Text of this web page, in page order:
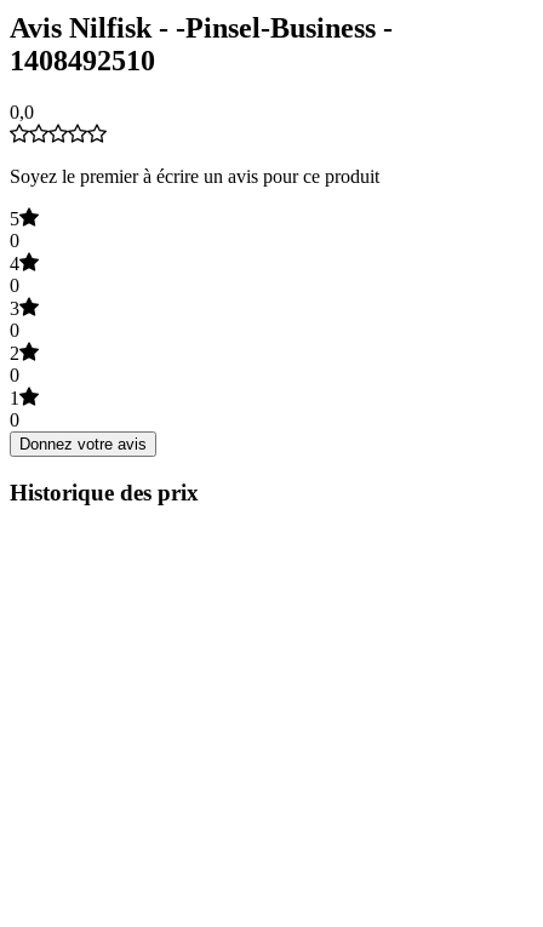
Avis Nilfisk - -Pinsel-Business -
1408492510
0,0
Soyez le premier à écrire un avis pour ce produit
5
0
4
0
3
0
2
0
1
0
Donnez votre avis
Historique des prix